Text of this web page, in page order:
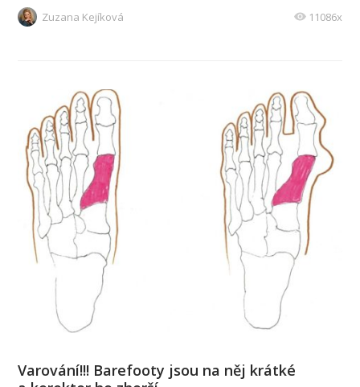
Zuzana Kejíková 11086x
Varování!!! Barefooty jsou na něj krátké